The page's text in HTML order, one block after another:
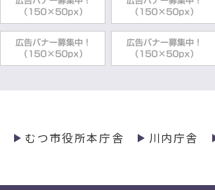
むつ市役所本庁舎 川内庁舎